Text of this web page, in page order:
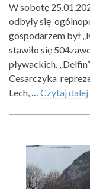
W sobotę
odbyły się
gospodarzem był
stawiło się
pływackich.
Cesarczyka
Lech, … Czytaj dalej